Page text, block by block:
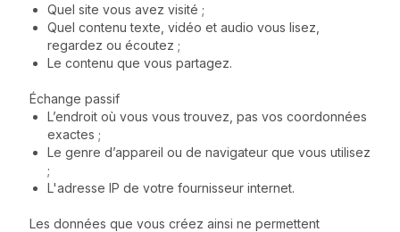
Quel site vous avez visité ;
Quel contenu texte, vidéo et audio vous lisez,
regardez ou écoutez ;
Le contenu que vous partagez.
Échange passif
L’endroit où vous vous trouvez, pas vos coordonnées
exactes ;
Le genre d’appareil ou de navigateur que vous utilisez
;
L'adresse IP de votre fournisseur internet.
Les données que vous créez ainsi ne permettent